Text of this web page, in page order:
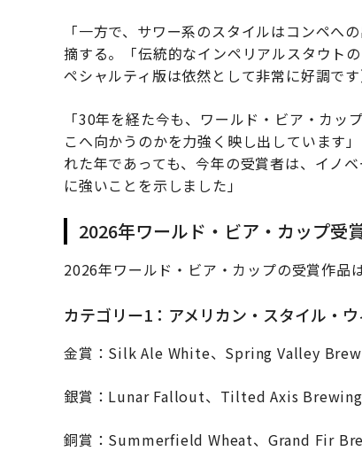
「一方で、サワー系のスタイルはコンペへ
摘する。「伝統的なインペリアルスタウト
ペシャルティ版は依然として非常に好調です
「30年を経た今も、ワールド・ビア・カ
こへ向かうのかを力強く映し出しています
れた年であっても、今年の受賞者は、イノ
に強いことを示しました」
2026年ワールド・ビア・カップ受
2026年ワールド・ビア・カップの受賞作品
カテゴリー1：アメリカン・スタイル・
金賞：Silk Ale White、Spring Valley
銀賞：Lunar Fallout、Tilted Axis Brewing
銅賞：Summerfield Wheat、Grand Fir